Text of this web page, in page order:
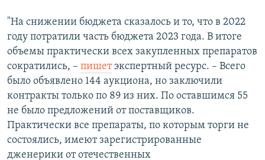
"На снижении бюджета сказалось и то, что в 2022
году потратили часть бюджета 2023 года. В итоге
объемы практически всех закупленных препаратов
сократились, – пишетэкспертный ресурс. – Всего
было объявлено 144 аукциона, но заключили
контракты только по 89 из них. По оставшимся 55
не было предложений от поставщиков.
Практически все препараты, по которым торги не
состоялись, имеют зарегистрированные
дженерики от отечественных